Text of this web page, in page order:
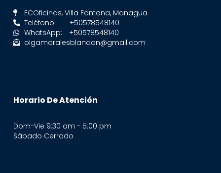
ECOficinas, Villa Fontana, Managua
Teléfono: +50578548140
WhatsApp: +50578548140
olgamoralesblandon@gmail.com
Horario De Atención
Dom-Vie 9:30 am - 5:00 pm
Sábado Cerrado